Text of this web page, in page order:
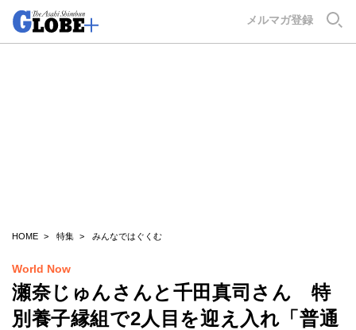
メルマガ登録
HOME 特集 みんなではぐくむ
World Now
瀬奈じゅんさんと千田真司さん 特
別養子縁組で2人目を迎え入れ「普通